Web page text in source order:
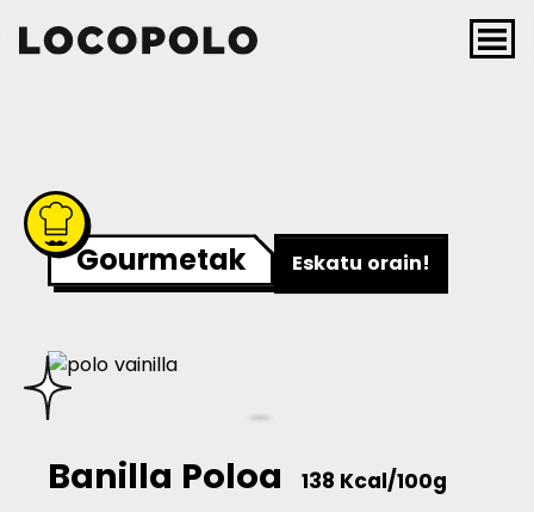
Main Navigation
Gourmetak Eskatu orain!
Banilla Poloa 138 Kcal/100g